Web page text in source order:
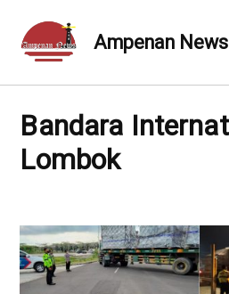
content
Ampenan News
Bandara International
Lombok